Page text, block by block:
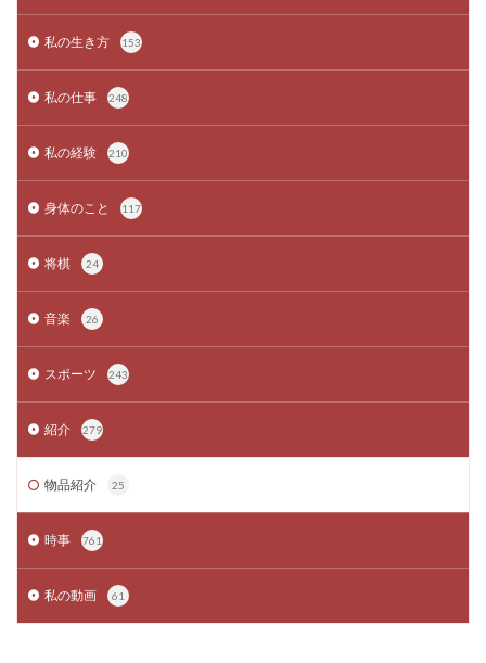
私の生き方 153
私の仕事 248
私の経験 210
身体のこと 117
将棋 24
音楽 26
スポーツ 243
紹介 279
物品紹介 25
時事 761
私の動画 61